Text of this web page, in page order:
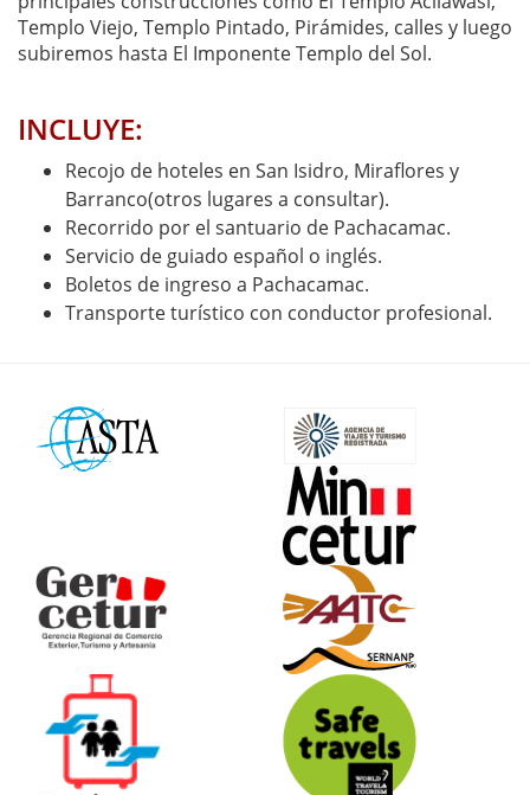
Templo Viejo, Templo Pintado, Pirámides, calles y luego
subiremos hasta El Imponente Templo del Sol.
INCLUYE:
Recojo de hoteles en San Isidro, Miraflores y
Barranco(otros lugares a consultar).
Recorrido por el santuario de Pachacamac.
Servicio de guiado español o inglés.
Boletos de ingreso a Pachacamac.
Transporte turístico con conductor profesional.